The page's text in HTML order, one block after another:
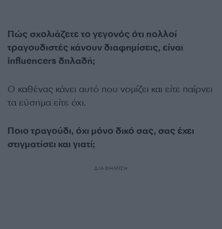
Πώς σχολιάζετε το γεγονός ότι πολλοί
τραγουδιστές κάνουν διαφημίσεις, είναι
influencers δηλαδή;
Ο καθένας κάνει αυτό που νομίζει και είτε παίρνει
τα εύσημα είτε όχι.
Ποιο τραγούδι, όχι µόνο δικό σας, σας έχει
στιγματίσει και γιατί;
ΔΙΑΦΗΜΙΣΗ